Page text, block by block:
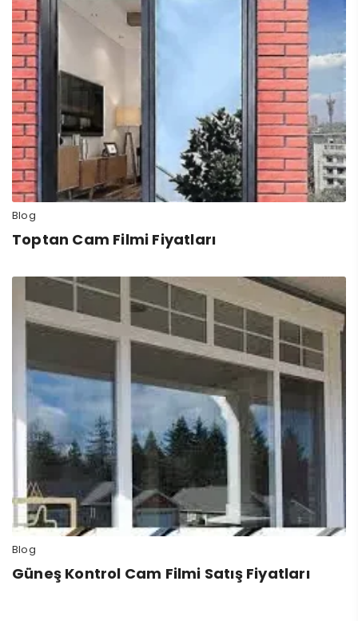
Blog
Toptan Cam Filmi Fiyatları
Blog
Güneş Kontrol Cam Filmi Satış Fiyatları